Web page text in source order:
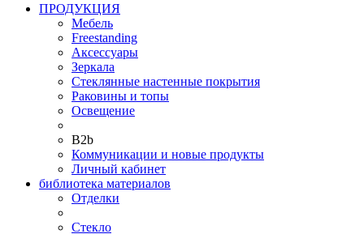
ПРОДУКЦИЯ
Мебель
Freestanding
Аксессуары
Зеркала
Стеклянные настенные покрытия
Раковины и топы
Освещение
B2b
Коммуникации и новые продукты
Личный кабинет
библиотека материалов
Отделки
Стекло